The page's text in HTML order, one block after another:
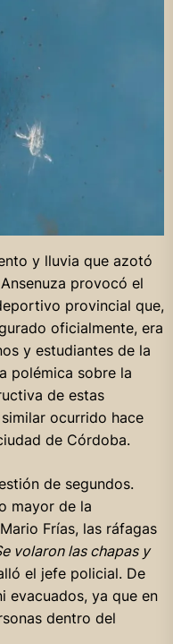
y lluvia que azotó
provocó el
provincial que,
oficialmente, era
y estudiantes de la
polémica sobre la
de estas
ocurrido hace
de Córdoba.
de segundos.
mayor de la
Frías, las ráfagas
volaron las chapas y
el jefe policial. De
evacuados, ya que en
dentro del